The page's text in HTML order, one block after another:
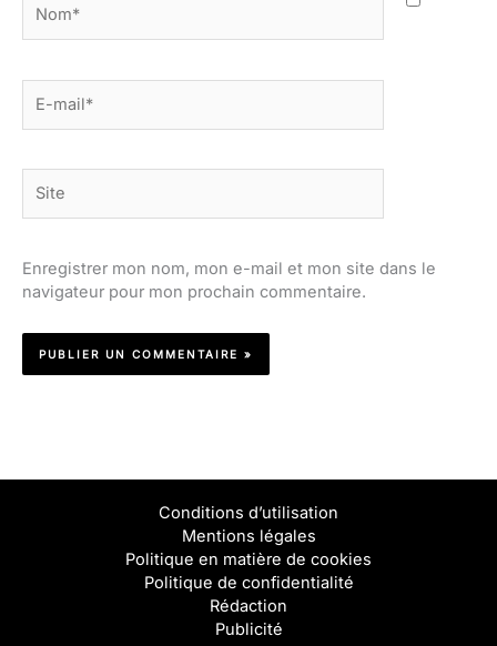
mail*
Enregistrer mon nom, mon e-mail et mon site dans le
navigateur pour mon prochain commentaire.
Conditions d’utilisation
Mentions légales
Politique en matière de cookies
Politique de confidentialité
Rédaction
Publicité